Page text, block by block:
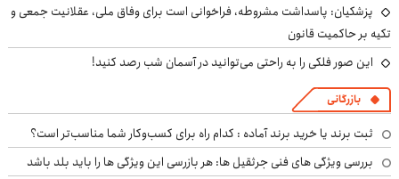
پزشکیان: پاسداشت مشروطه، فراخوانی است برای وفاق ملی، عقلانیت جمعی و
تکیه بر حاکمیت قانون
این صور فلکی را به راحتی می‌توانید در آسمان شب رصد کنید!
بازرگانی
ثبت برند یا خرید برند آماده : کدام راه برای کسب‌وکار شما مناسب‌تر است؟
بررسی ویژگی های فنی جرثقیل ها: هر بازرسی این ویژگی ها را باید بلد باشد